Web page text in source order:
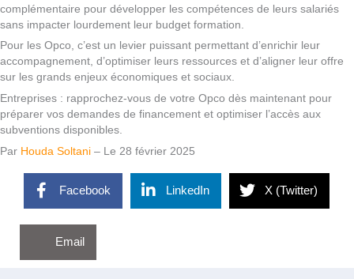
complémentaire pour développer les compétences de leurs salariés
sans impacter lourdement leur budget formation.
Pour les Opco, c’est un levier puissant permettant d’enrichir leur
accompagnement, d’optimiser leurs ressources et d’aligner leur offre
sur les grands enjeux économiques et sociaux.
Entreprises : rapprochez-vous de votre Opco dès maintenant pour
préparer vos demandes de financement et optimiser l’accès aux
subventions disponibles.
Par Houda Soltani – Le 28 février 2025
Facebook LinkedIn X (Twitter)
Email